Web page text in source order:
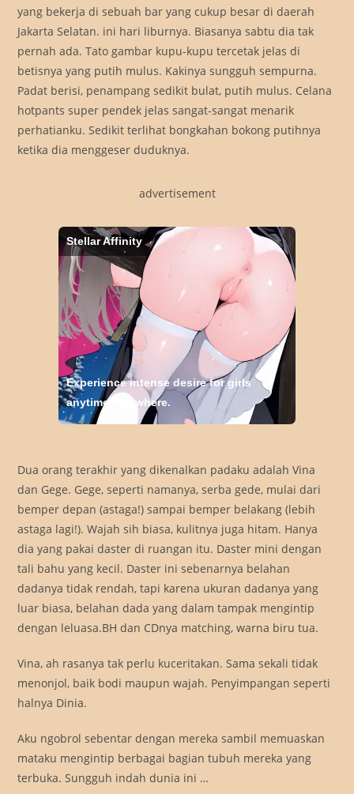
yang bekerja di sebuah bar yang cukup besar di daerah
Jakarta Selatan. ini hari liburnya. Biasanya sabtu dia tak
pernah ada. Tato gambar kupu-kupu tercetak jelas di
betisnya yang putih mulus. Kakinya sungguh sempurna.
Padat berisi, penampang sedikit bulat, putih mulus. Celana
hotpants super pendek jelas sangat-sangat menarik
perhatianku. Sedikit terlihat bongkahan bokong putihnya
ketika dia menggeser duduknya.
advertisement
Experience intense desire for girls
anytime, anywhere.
Stellar Affinity
Dua orang terakhir yang dikenalkan padaku adalah Vina
dan Gege. Gege, seperti namanya, serba gede, mulai dari
bemper depan (astaga!) sampai bemper belakang (lebih
astaga lagi!). Wajah sih biasa, kulitnya juga hitam. Hanya
dia yang pakai daster di ruangan itu. Daster mini dengan
tali bahu yang kecil. Daster ini sebenarnya belahan
dadanya tidak rendah, tapi karena ukuran dadanya yang
luar biasa, belahan dada yang dalam tampak mengintip
dengan leluasa.BH dan CDnya matching, warna biru tua.
Vina, ah rasanya tak perlu kuceritakan. Sama sekali tidak
menonjol, baik bodi maupun wajah. Penyimpangan seperti
halnya Dinia.
Aku ngobrol sebentar dengan mereka sambil memuaskan
mataku mengintip berbagai bagian tubuh mereka yang
terbuka. Sungguh indah dunia ini …